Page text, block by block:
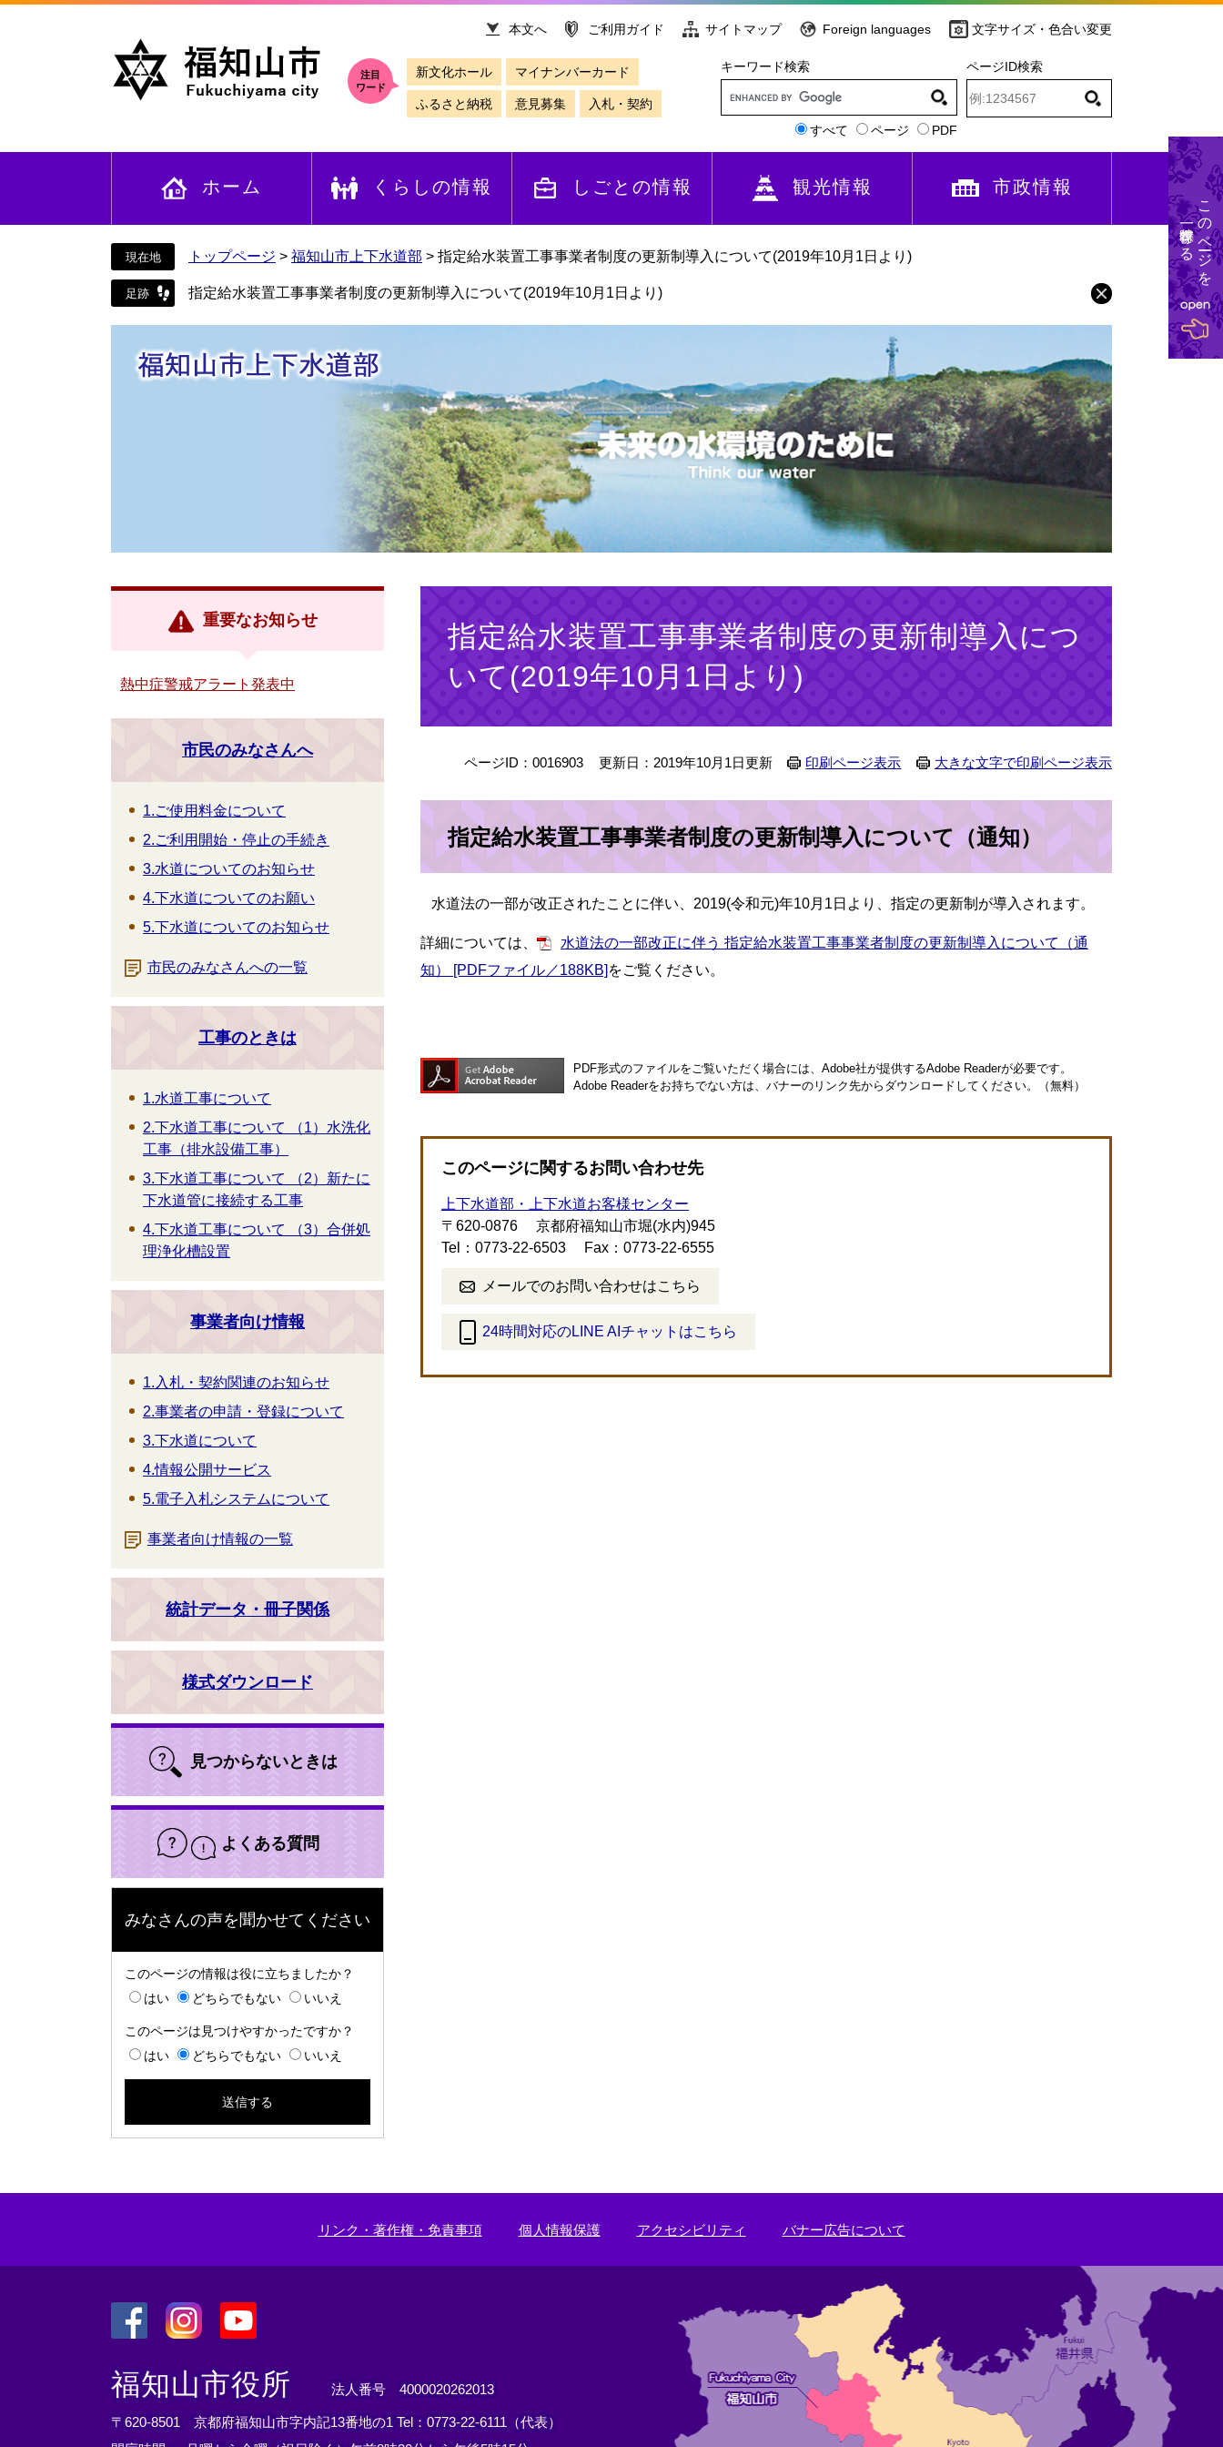
文
本文へ ご利用ガイド サイトマップ Foreign languages 文字サイズ・色合い変更
注目
ワード
新文化ホール マイナンバーカード
ふるさと納税 意見募集 入札・契約
キーワード検索
すべて ページ PDF
ページID検索
ホーム くらしの情報 しごとの情報 観光情報 市政情報
トップページ > 福知山市上下水道部 > 指定給水装置工事事業者制度の更新制導入について(2019年10月1日より)
指定給水装置工事事業者制度の更新制導入について(2019年10月1日より)
指定給水装置工事事業者制度の更新制導入につ
いて(2019年10月1日より)
ページID：0016903 更新日：2019年10月1日更新 印刷ページ表示 大きな文字で印刷ページ表示
指定給水装置工事事業者制度の更新制導入について（通知）
水道法の一部が改正されたことに伴い、2019(令和元)年10月1日より、指定の更新制が導入されます。
詳細については、
水道法の一部改正に伴う 指定給水装置工事事業者制度の更新制導入について（通
知） [PDFファイル／188KB] をご覧ください。
PDF形式のファイルをご覧いただく場合には、Adobe社が提供するAdobe Readerが必要です。
Adobe Readerをお持ちでない方は、バナーのリンク先からダウンロードしてください。（無料）
このページに関するお問い合わせ先
上下水道部・上下水道お客様センター
〒620-0876
京都府福知山市堀(水内)945
Tel：0773-22-6503
Fax：0773-22-6555
メールでのお問い合わせはこちら
24時間対応のLINE AIチャットはこちら
外
重要なお知らせ
熱中症警戒アラート発表中
市民のみなさんへ
1.ご使用料金について
2.ご利用開始・停止の手続き
3.水道についてのお知らせ
4.下水道についてのお願い
5.下水道についてのお知らせ
市民のみなさんへの一覧
工事のときは
1.水道工事について
2.下水道工事について （1）水洗化
工事（排水設備工事）
3.下水道工事について （2）新たに
下水道管に接続する工事
4.下水道工事について （3）合併処
理浄化槽設置
事業者向け情報
1.入札・契約関連のお知らせ
2.事業者の申請・登録について
3.下水道について
4.情報公開サービス
5.電子入札システムについて
事業者向け情報の一覧
統計データ・冊子関係
様式ダウンロード
見つからないときは
よくある質問
みなさんの声を聞かせてください
このページの情報は役に立ちましたか？
はい
どちらでもない いいえ
このページは見つけやすかったですか？
はい
どちらでもない いいえ
リンク・著作権・免責事項 個人情報保護 アクセシビリティ バナー広告について
外
部
リ
ン
外
部
リ
ン
外
部
リ
ン
福知山市役所 法人番号 4000020262013
〒620-8501 京都府福知山市字内記13番地の1 Tel：0773-22-6111（代表）
このページを
一時保存する